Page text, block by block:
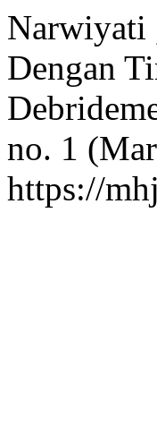
Narwiyati
Dengan
no. 1
https://